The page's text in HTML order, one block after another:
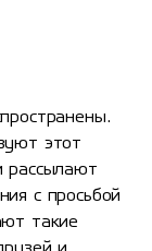
этот
рассылают
с просьбой
такие